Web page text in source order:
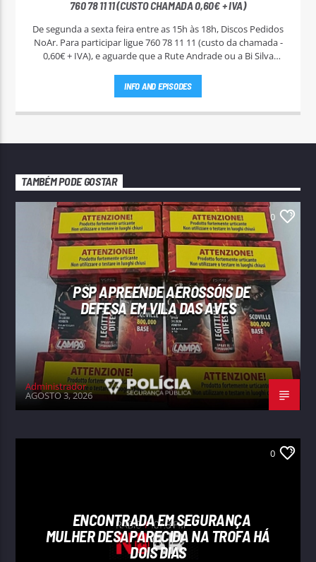
760 78 11 11 (CUSTO CHAMADA 0,60€ + IVA)
De segunda a sexta feira entre as 15h às 18h, Discos Pedidos
NoAr. Para participar ligue 760 78 11 11 (custo da chamada -
0,60€ + IVA), e aguarde que a Rute Andrade ou a Bi Silva
INFO AND EPISODES
TAMBÉM PODE GOSTAR
0
PSP APREENDE AEROSSÓIS DE
DEFESA EM VILA DAS AVES
Administrador
AGOSTO 3, 2026
0
ENCONTRADA EM SEGURANÇA
MULHER DESAPARECIDA NA TROFA HÁ
DOIS DIAS